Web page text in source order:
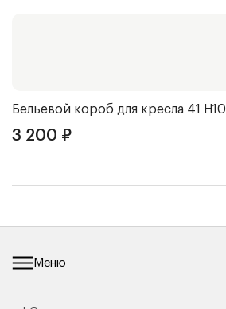
Бельевой короб для кресла 41 Н10
3 200 ₽
Меню